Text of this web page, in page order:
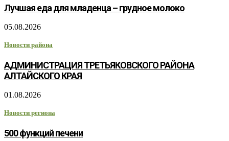
Лучшая еда для младенца – грудное молоко
05.08.2026
Новости района
АДМИНИСТРАЦИЯ ТРЕТЬЯКОВСКОГО РАЙОНА
АЛТАЙСКОГО КРАЯ
01.08.2026
Новости региона
500 функций печени